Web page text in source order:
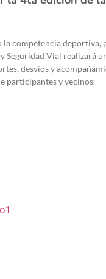
la competencia deportiva,
Seguridad Vial realizará
desvíos y
participantes y vecinos.